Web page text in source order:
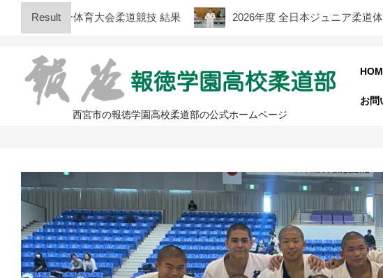
Result
校総合体育大会柔道競技 結果 2026年度 全日本ジュニア柔道体重別
西宮市の報徳学園高校柔道部の公式ホームページ
お問